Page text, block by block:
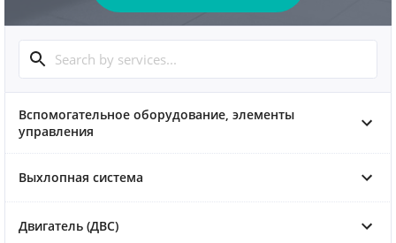
Вспомогательное оборудование, элементы
управления
Выхлопная система
Двигатель (ДВС)